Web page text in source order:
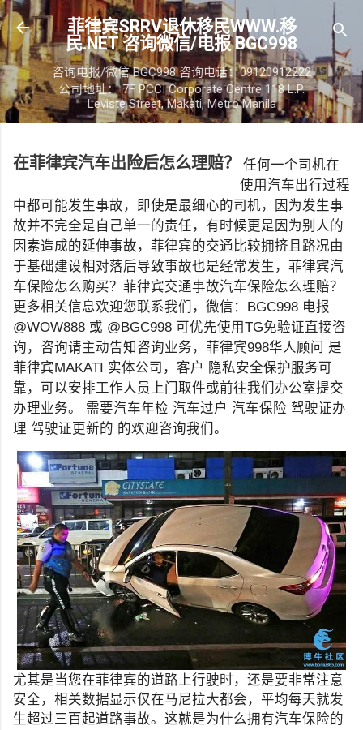
跳至主要内容
菲律宾SRRV退休移民WWW.移
民.NET 咨询微信/电报 BGC998
咨询电报/微信 BGC998 咨询电话：09120912222
公司地址： 7F PCCI Corporate Centre 118 L.P.
Leviste Street, Makati, Metro Manila
在菲律宾汽车出险后怎么理赔？
任何一个司机在
使用汽车出行过程
中都可能发生事故，即使是最细心的司机，因为发生事
故并不完全是自己单一的责任，有时候更是因为别人的
因素造成的延伸事故，菲律宾的交通比较拥挤且路况由
于基础建设相对落后导致事故也是经常发生，菲律宾汽
车保险怎么购买？菲律宾交通事故汽车保险怎么理赔？
更多相关信息欢迎您联系我们，微信：BGC998 电报
@WOW888 或 @BGC998 可优先使用TG免验证直接咨
询，咨询请主动告知咨询业务，菲律宾998华人顾问 是
菲律宾MAKATI 实体公司，客户 隐私安全保护服务可
靠，可以安排工作人员上门取件或前往我们办公室提交
办理业务。 需要汽车年检 汽车过户 汽车保险 驾驶证办
理 驾驶证更新的 的欢迎咨询我们。
尤其是当您在菲律宾的道路上行驶时，还是要非常注意
安全，相关数据显示仅在马尼拉大都会，平均每天就发
生超过三百起道路事故。这就是为什么拥有汽车保险的